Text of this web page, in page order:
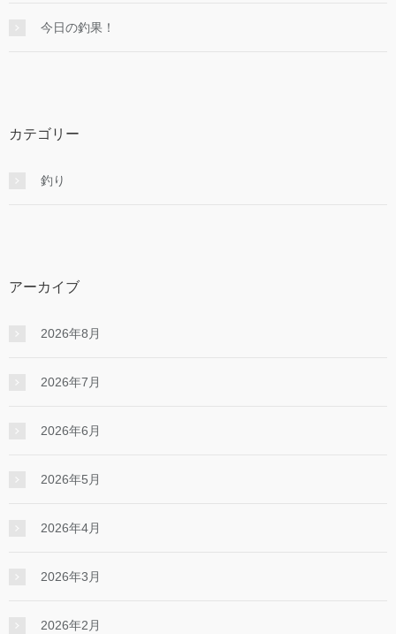
今日の釣果！
カテゴリー
釣り
アーカイブ
2026年8月
2026年7月
2026年6月
2026年5月
2026年4月
2026年3月
2026年2月